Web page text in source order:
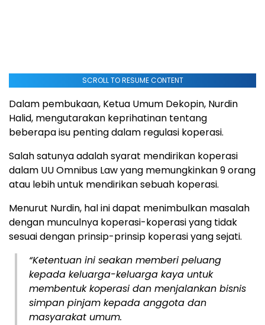
SCROLL TO RESUME CONTENT
Dalam pembukaan, Ketua Umum Dekopin, Nurdin
Halid, mengutarakan keprihatinan tentang
beberapa isu penting dalam regulasi koperasi.
Salah satunya adalah syarat mendirikan koperasi
dalam UU Omnibus Law yang memungkinkan 9 orang
atau lebih untuk mendirikan sebuah koperasi.
Menurut Nurdin, hal ini dapat menimbulkan masalah
dengan munculnya koperasi-koperasi yang tidak
sesuai dengan prinsip-prinsip koperasi yang sejati.
“Ketentuan ini seakan memberi peluang
kepada keluarga-keluarga kaya untuk
membentuk koperasi dan menjalankan bisnis
simpan pinjam kepada anggota dan
masyarakat umum.